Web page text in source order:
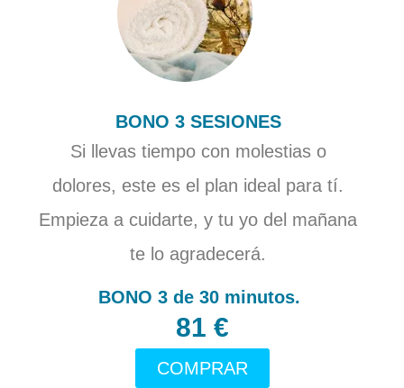
BONO 3 SESIONES
Si llevas tiempo con molestias o
dolores, este es el plan ideal para tí.
Empieza a cuidarte, y tu yo del mañana
te lo agradecerá.
BONO 3 de 30 minutos.
81 €
COMPRAR